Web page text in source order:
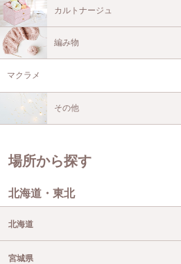
カルトナージュ
編み物
マクラメ
その他
場所から探す
北海道・東北
北海道
宮城県